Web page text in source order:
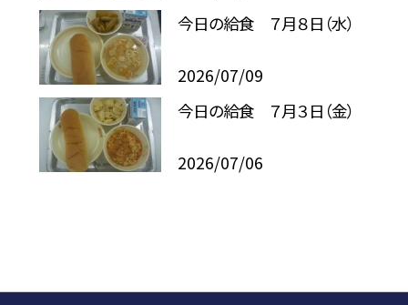
今日の給食 ７月８日（水）
2026/07/09
今日の給食 ７月３日（金）
2026/07/06